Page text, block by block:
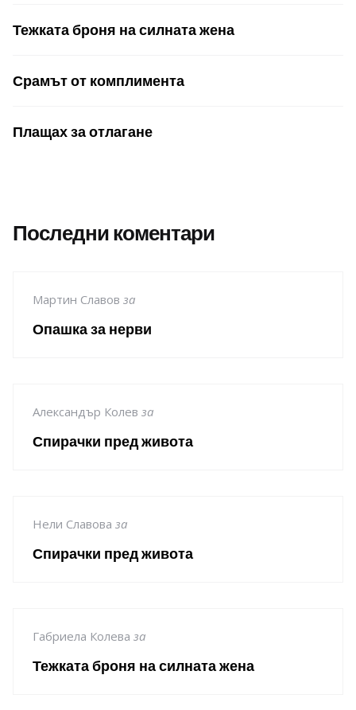
Тежката броня на силната жена
Срамът от комплимента
Плащах за отлагане
Последни коментари
Мартин Славов за
Опашка за нерви
Александър Колев за
Спирачки пред живота
Нели Славова за
Спирачки пред живота
Габриела Колева за
Тежката броня на силната жена